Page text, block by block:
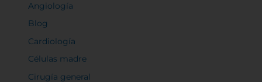
Angiología
Blog
Cardiología
Células madre
Cirugía general